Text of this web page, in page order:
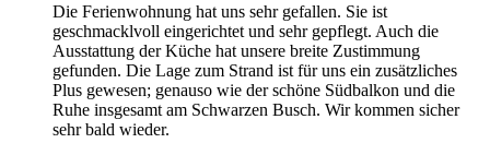
Die Ferienwohnung hat uns sehr gefallen. Sie ist
geschmacklvoll eingerichtet und sehr gepflegt. Auch die
Ausstattung der Küche hat unsere breite Zustimmung
gefunden. Die Lage zum Strand ist für uns ein zusätzliches
Plus gewesen; genauso wie der schöne Südbalkon und die
Ruhe insgesamt am Schwarzen Busch. Wir kommen sicher
sehr bald wieder.